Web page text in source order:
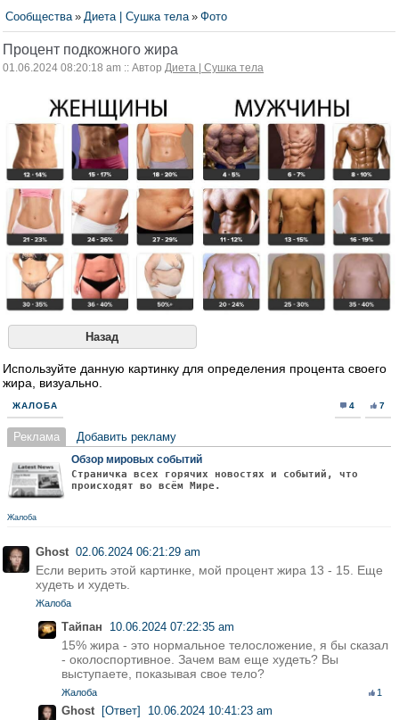
Сообщества » Диета | Сушка тела » Фото
Процент подкожного жира
01.06.2024 08:20:18 am :: Автор Диета | Сушка тела
Назад
Используйте данную картинку для определения процента своего
жира, визуально.
ЖАЛОБА 4 7
Реклама Добавить рекламу
Обзор мировых событий
Страничка всех горячих новостях и событий, что
происходят во всём Мире.
Жалоба
Ghost 02.06.2024 06:21:29 am
Если верить этой картинке, мой процент жира 13 - 15. Еще
худеть и худеть.
Жалоба
Тайпан 10.06.2024 07:22:35 am
15% жира - это нормальное телосложение, я бы сказал
- околоспортивное. Зачем вам еще худеть? Вы
выступаете, показывая свое тело?
Жалоба 1
Ghost [Ответ] 10.06.2024 10:41:23 am